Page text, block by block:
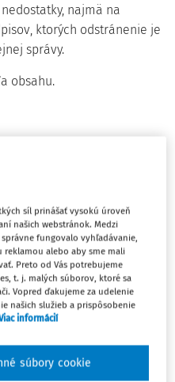
najmä na
ktorých odstránenie je
správy.
obsahu.
názoru, žiadosti,
v činnosti orgánu
alebo vybavenie
2)
predpisu,
osobitného predpisu,
síl prinášať vysokú úroveň
našich webstránok. Medzi
fungovalo vyhľadávanie,
alebo aby sme mali
Preto od Vás potrebujeme
t. j. malých súborov, ktoré sa
Vopred ďakujeme za udelenie
našich služieb a prispôsobenie
informácií
súbory cookie